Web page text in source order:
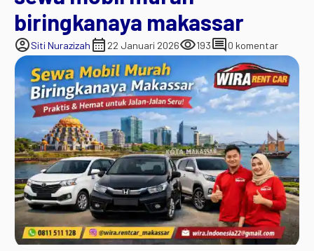
biringkanaya makassar
account_circleSiti Nurazizah calendar_month 22 Januari 2026visibility193comment0 komentar